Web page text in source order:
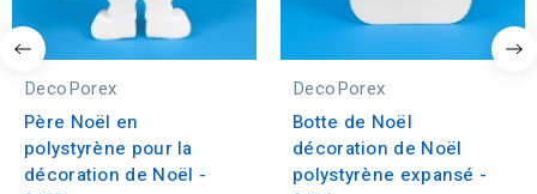
DecoPorex
Père Noël en
polystyrène pour la
décoration de Noël -
DecoPorex
Botte de Noël
décoration de Noël
polystyrène expansé -